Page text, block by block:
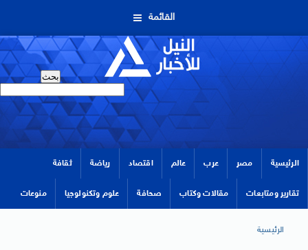
القائمة
الرئيسية مصر عرب عالم اقتصاد رياضة ثقافة
تقارير ومتابعات مقالات وكتاب صحافة علوم وتكنولوجيا منوعات
الرئيسية